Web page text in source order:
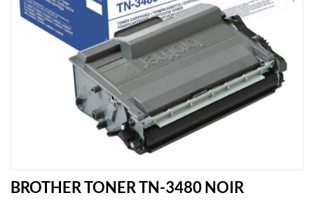
BROTHER TONER TN-3480 NOIR